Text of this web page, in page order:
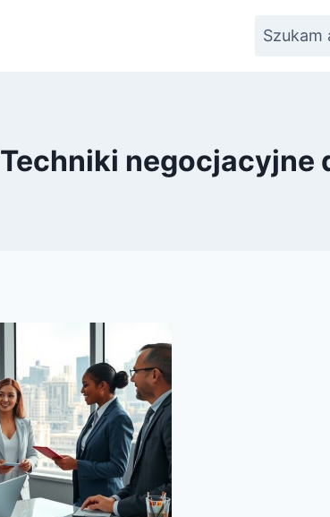
Szukam
Techniki negocjacyjne